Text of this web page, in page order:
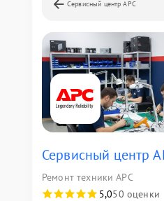
Сервисный центр APC
Сервисный центр
Ремонт техники APC
5,050 оценки